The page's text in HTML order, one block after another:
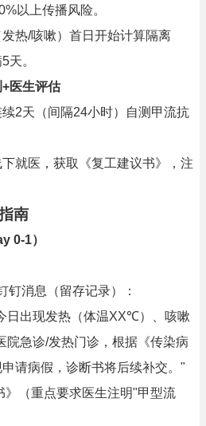
以上传播风险。
发热/咳嗽）首日开始计算隔离
天。
医生评估
续2天（间隔24小时）自测甲流抗
下就医，获取《复工建议书》，注
南
0-1）
消息（留存记录）：
日出现发热（体温XX℃）、咳嗽
院急诊/发热门诊，根据《传染病
请病假，诊断书将后续补交。"
（重点要求医生注明"甲型流